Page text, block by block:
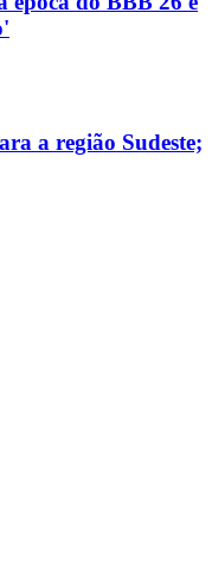
a região Sudeste;